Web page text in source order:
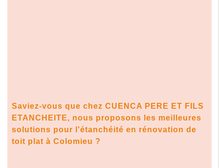
Saviez-vous que chez CUENCA PERE ET FILS
ETANCHEITE, nous proposons les meilleures
solutions pour l'étanchéité en rénovation de
toit plat à Colomieu ?